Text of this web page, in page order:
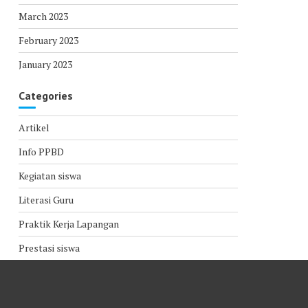
March 2023
February 2023
January 2023
Categories
Artikel
Info PPBD
Kegiatan siswa
Literasi Guru
Praktik Kerja Lapangan
Prestasi siswa